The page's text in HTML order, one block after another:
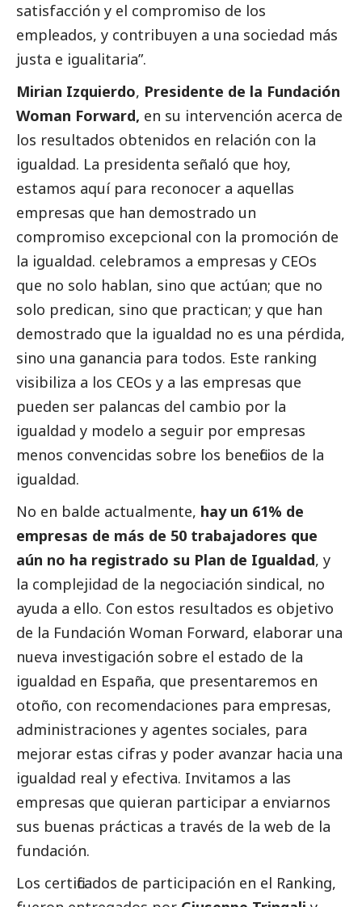
satisfacción y el compromiso de los
empleados, y contribuyen a una sociedad más
justa e igualitaria”.
Mirian Izquierdo, Presidente de la Fundación
Woman Forward, en su intervención acerca de
los resultados obtenidos en relación con la
igualdad. La presidenta señaló que hoy,
estamos aquí para reconocer a aquellas
empresas que han demostrado un
compromiso excepcional con la promoción de
la igualdad. celebramos a empresas y CEOs
que no solo hablan, sino que actúan; que no
solo predican, sino que practican; y que han
demostrado que la igualdad no es una pérdida,
sino una ganancia para todos. Este ranking
visibiliza a los CEOs y a las empresas que
pueden ser palancas del cambio por la
igualdad y modelo a seguir por empresas
menos convencidas sobre los beneficios de la
igualdad.
No en balde actualmente, hay un 61% de
empresas de más de 50 trabajadores que
aún no ha registrado su Plan de Igualdad, y
la complejidad de la negociación sindical, no
ayuda a ello. Con estos resultados es objetivo
de la Fundación Woman Forward, elaborar una
nueva investigación sobre el estado de la
igualdad en España, que presentaremos en
otoño, con recomendaciones para empresas,
administraciones y agentes sociales, para
mejorar estas cifras y poder avanzar hacia una
igualdad real y efectiva. Invitamos a las
empresas que quieran participar a enviarnos
sus buenas prácticas a través de la web de la
fundación.
Los certificados de participación en el Ranking,